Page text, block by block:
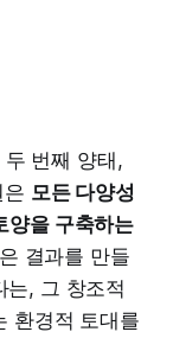
번째 양태,
모든 다양성
양을 구축하는
결과를 만들
는, 그 창조적
환경적 토대를